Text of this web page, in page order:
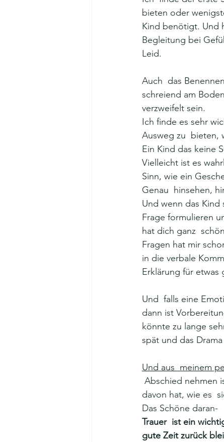
bieten oder
Kind benötigt. Und
Begleitung bei
Leid.
Auch  das
schreiend am
verzweifelt sein.
Ich finde es sehr
Ausweg zu  bieten,
Ein Kind das keine
Vielleicht ist es
Sinn, wie ein
Genau  hinsehen,
Und wenn das Kind
Frage formulieren
hat dich ganz
Fragen hat mir
in die verbale
Erklärung für etwas
Und  falls eine
dann ist
könnte zu lange
spät und das
Und aus  meinem
davon hat, wie es
Das Schöne daran-
Trauer  ist ein
gute Zeit zurück